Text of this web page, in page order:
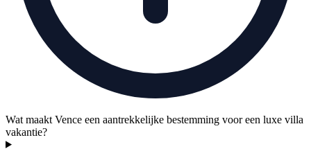
Wat maakt Vence een aantrekkelijke bestemming voor een luxe villa
vakantie?